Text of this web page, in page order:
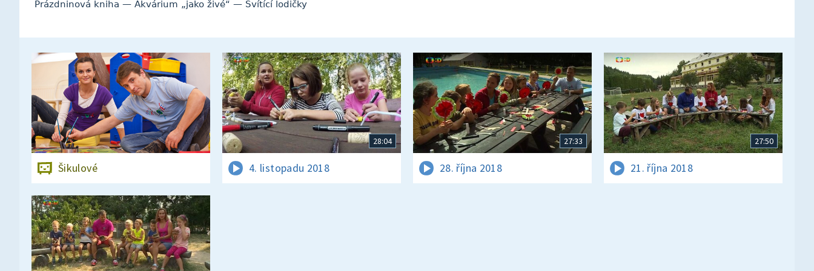
Prázdninová kniha — Akvárium „jako živé“ — Svítící lodičky
Šikulové
28:04
4. listopadu 2018
27:33
28. října 2018
27:50
21. října 2018